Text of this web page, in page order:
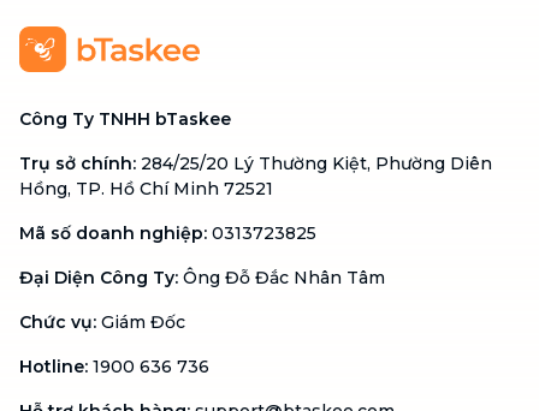
Công Ty TNHH bTaskee
Trụ sở chính: 284/25/20 Lý Thường Kiệt, Phường Diên
Hồng, TP. Hồ Chí Minh 72521
Mã số doanh nghiệp: 0313723825
Đại Diện Công Ty: Ông Đỗ Đắc Nhân Tâm
Chức vụ: Giám Đốc
Hotline: 1900 636 736